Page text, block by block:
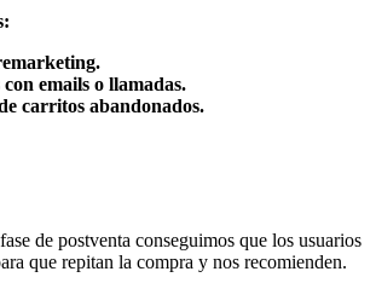
emails o llamadas.
carritos abandonados.
de postventa conseguimos que los usuarios
que repitan la compra y nos recomienden.